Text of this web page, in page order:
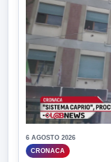
6 AGOSTO 2026
CRONACA